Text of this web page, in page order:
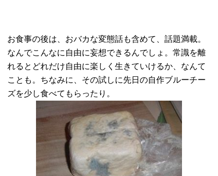
お食事の後は、おバカな変態話も含めて、話題満載。
なんでこんなに自由に妄想できるんでしょ。常識を離
れるとどれだけ自由に楽しく生きていけるか、なんて
ことも。ちなみに、その試しに先日の自作ブルーチー
ズを少し食べてもらったり。